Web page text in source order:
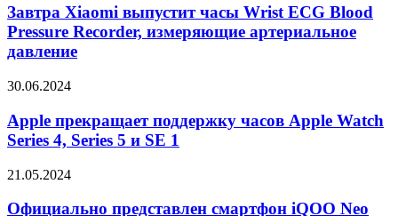
попадании
влаги
выпустит
часы
Wrist
ECG
Pressure
измеряющие
артериальное
Завтра Xiaomi выпустит часы Wrist ECG Blood
Pressure Recorder, измеряющие артериальное
давление
Apple
поддержку
часов
Apple
Series
30.06.2024
Apple прекращает поддержку часов Apple Watch
Series 4, Series 5 и SE 1
Официально
смартфон
21.05.2024
Официально представлен смартфон iQOO Neo